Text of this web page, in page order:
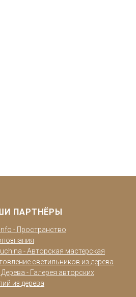
ПАРТНЁРЫ
- Пространство
- Авторская мастерская
светильников из дерева
- Галерея авторских
из дерева